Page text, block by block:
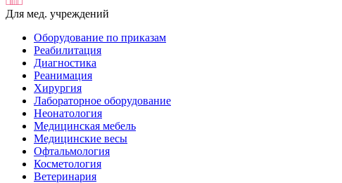
Для мед. учреждений
Оборудование по приказам
Реабилитация
Диагностика
Реанимация
Хирургия
Лабораторное оборудование
Неонатология
Медицинская мебель
Медицинские весы
Офтальмология
Косметология
Ветеринария